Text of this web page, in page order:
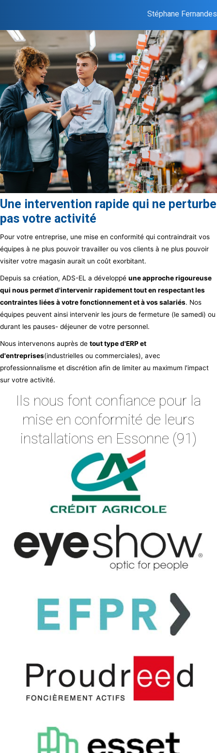
Stéphane Fernandes
Une intervention rapide qui ne perturbe
pas votre activité
Pour votre entreprise, une mise en conformité qui contraindrait vos
équipes à ne plus pouvoir travailler ou vos clients à ne plus pouvoir
visiter votre magasin aurait un coût exorbitant.
Depuis sa création, ADS-EL a développé une approche rigoureuse
qui nous permet d'intervenir rapidement tout en respectant les
contraintes liées à votre fonctionnement et à vos salariés. Nos
équipes peuvent ainsi intervenir les jours de fermeture (le samedi) ou
durant les pauses- déjeuner de votre personnel.
Nous intervenons auprès de tout type d'ERP et
d'entreprises(industrielles ou commerciales), avec
professionnalisme et discrétion afin de limiter au maximum l'impact
sur votre activité.
Ils nous font confiance pour la
mise en conformité de leurs
installations en Essonne (91)